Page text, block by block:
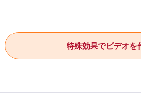
特殊効果でビデオを